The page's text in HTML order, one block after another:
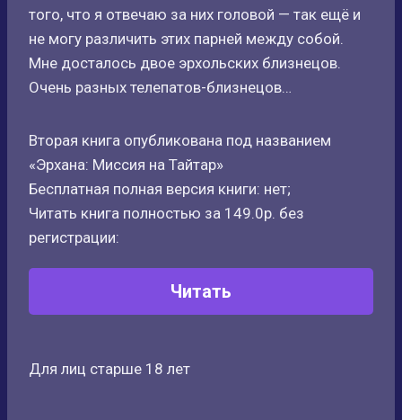
того, что я отвечаю за них головой — так ещё и
не могу различить этих парней между собой.
Мне досталось двое эрхольских близнецов.
Очень разных телепатов-близнецов…
Вторая книга опубликована под названием
«Эрхана: Миссия на Тайтар»
Бесплатная полная версия книги: нет;
Читать книга полностью за 149.0р. без
регистрации:
Читать
Для лиц старше 18 лет